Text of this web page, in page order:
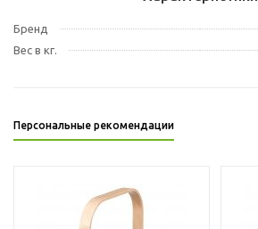
Бренд
Вес в кг.
Персональные рекомендации